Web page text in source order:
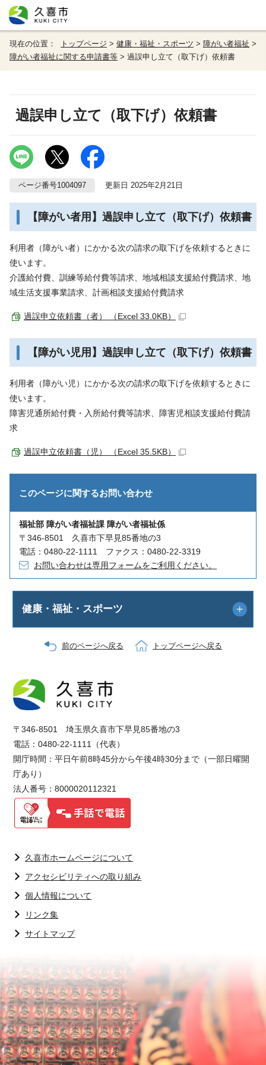
現在の位置： トップページ > 健康・福祉・スポーツ > 障がい者福祉 >
障がい者福祉に関する申請書等 > 過誤申し立て（取下げ）依頼書
過誤申し立て（取下げ）依頼書
ページ番号1004097 更新日 2025年2月21日
【障がい者用】過誤申し立て（取下げ）依頼書
利用者（障がい者）にかかる次の請求の取下げを依頼するときに
使います。
介護給付費、訓練等給付費等請求、地域相談支援給付費請求、地
域生活支援事業請求、計画相談支援給付費請求
過誤申立依頼書（者） （Excel 33.0KB）
【障がい児用】過誤申し立て（取下げ）依頼書
利用者（障がい児）にかかる次の請求の取下げを依頼するときに
使います。
障害児通所給付費・入所給付費等請求、障害児相談支援給付費請
求
過誤申立依頼書（児） （Excel 35.5KB）
このページに関するお問い合わせ
福祉部 障がい者福祉課 障がい者福祉係
〒346-8501 久喜市下早見85番地の3
電話：0480-22-1111 ファクス：0480-22-3319
お問い合わせは専用フォームをご利用ください。
健康・福祉・スポーツ
前のページへ戻る トップページへ戻る
〒346-8501 埼玉県久喜市下早見85番地の3
電話：0480-22-1111（代表）
開庁時間：平日午前8時45分から午後4時30分まで（一部日曜開
庁あり）
法人番号：8000020112321
久喜市ホームページについて
アクセシビリティへの取り組み
個人情報について
リンク集
サイトマップ